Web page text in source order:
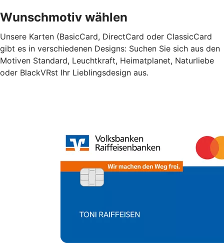
Wunschmotiv wählen
Unsere Karten (BasicCard, DirectCard oder ClassicCard
gibt es in verschiedenen Designs: Suchen Sie sich aus den
Motiven Standard, Leuchtkraft, Heimatplanet, Naturliebe
oder BlackVRst Ihr Lieblingsdesign aus.